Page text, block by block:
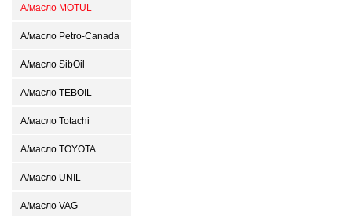
А/масло MOTUL
А/масло Petro-Canada
А/масло SibOil
А/масло TEBOIL
А/масло Totachi
А/масло TOYOTA
А/масло UNIL
А/масло VAG